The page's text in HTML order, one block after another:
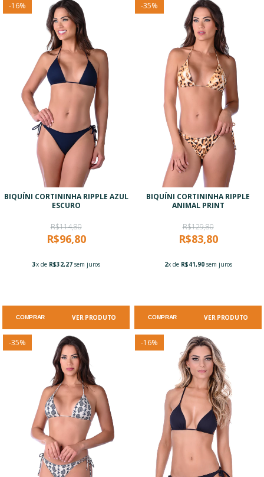
-16%
BIQUÍNI CORTININHA RIPPLE AZUL
ESCURO
R$114,80
R$96,80
3x de R$32,27sem juros
COMPRAR VER PRODUTO
-35%
BIQUÍNI CORTININHA RIPPLE
ANIMAL PRINT
R$129,80
R$83,80
2x de R$41,90sem juros
COMPRAR VER PRODUTO
-35% -16%